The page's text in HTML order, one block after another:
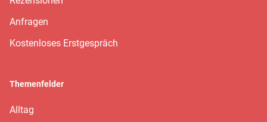
Anfragen
Kostenloses Erstgespräch
Themenfelder
Alltag